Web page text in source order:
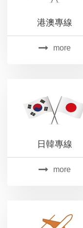
港澳專線
more
日韓專線
more